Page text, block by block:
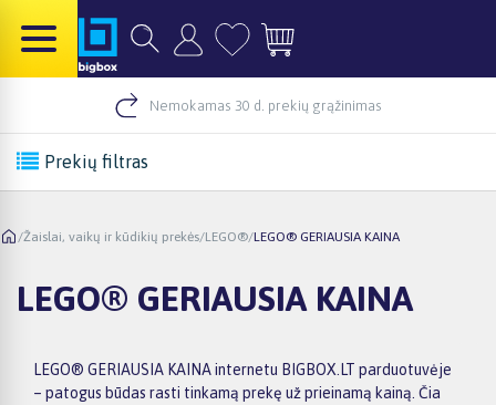
Nemokamas 30 d. prekių grąžinimas
Prekių filtras
/Žaislai, vaikų ir kūdikių prekės/LEGO®/LEGO® GERIAUSIA KAINA
LEGO® GERIAUSIA KAINA
LEGO® GERIAUSIA KAINA internetu BIGBOX.LT parduotuvėje
– patogus būdas rasti tinkamą prekę už prieinamą kainą. Čia